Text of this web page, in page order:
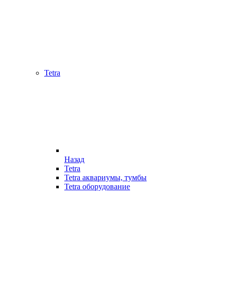
Tetra
Назад
Tetra
Tetra аквариумы, тумбы
Tetra оборудование